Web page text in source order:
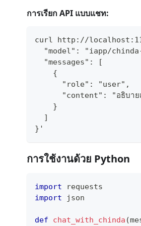
การเรียก API แบบแชท:
curl http://
"model": "iapp/
  "messages": [
    {
      "role": "user",
"content": "อธิบา
    }
  ]
}'
การใช้งานด้วย Python
import requests
import json
def chat_with_chinda (